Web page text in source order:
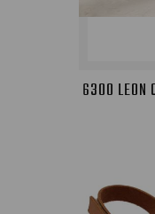
6300 LEON